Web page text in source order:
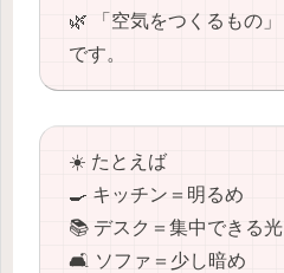
🌿 「空気をつくるもの」
です。
☀️ たとえば
🍳 キッチン＝明るめ
📚 デスク＝集中できる光
🛋️ ソファ＝少し暗め